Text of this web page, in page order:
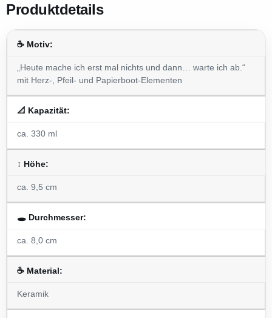
Produktdetails
☕ Motiv:
„Heute mache ich erst mal nichts und dann… warte ich ab.“
mit Herz-, Pfeil- und Papierboot-Elementen
📐 Kapazität:
ca. 330 ml
↕️ Höhe:
ca. 9,5 cm
🕳️ Durchmesser:
ca. 8,0 cm
☕ Material:
Keramik